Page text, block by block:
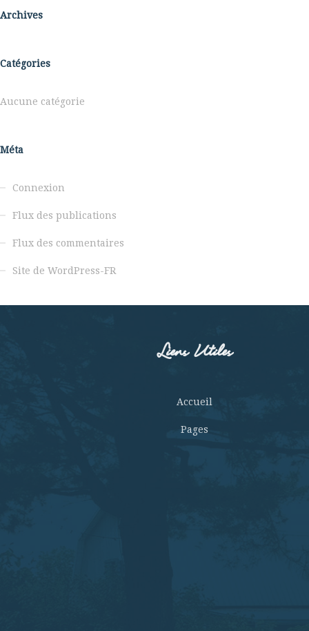
Archives
Catégories
Aucune catégorie
Méta
Connexion
Flux des publications
Flux des commentaires
Site de WordPress-FR
Liens Utiles
Accueil
Pages